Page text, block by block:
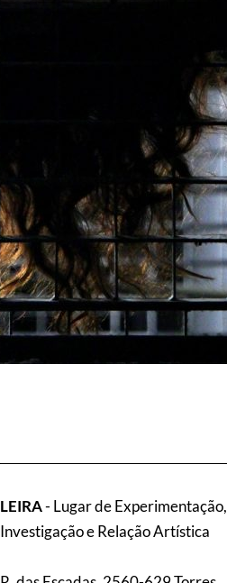
LEIRA- Lugar de Experimentação,
Investigação e Relação Artística